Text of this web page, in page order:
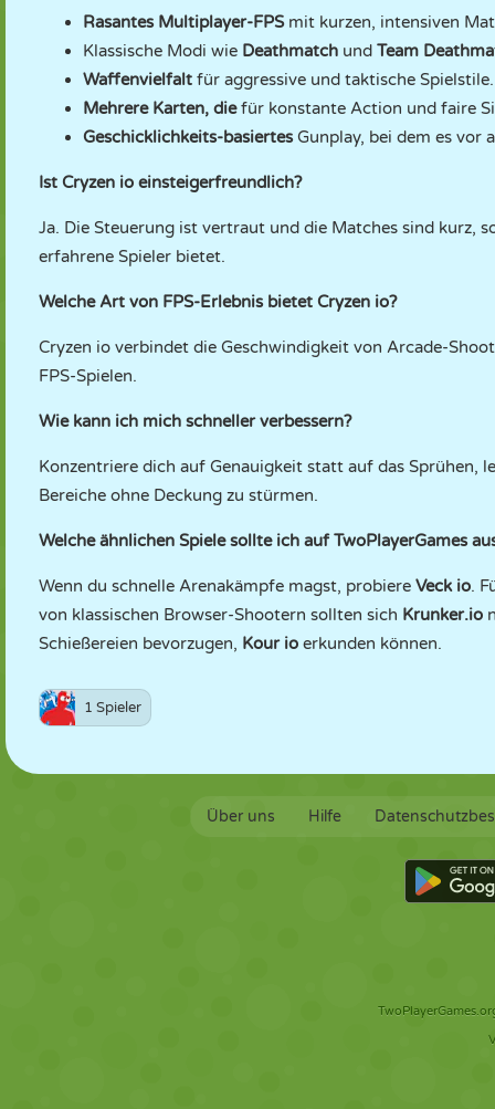
Rasantes Multiplayer-FPS mit kurzen, intensiven
Klassische Modi wie Deathmatch und Team
Waffenvielfalt für aggressive und taktische Spielstile.
Mehrere Karten, diefür konstante Action und faire
Geschicklichkeits-basiertesGunplay, bei dem es vor
Ist Cryzen io einsteigerfreundlich?
Ja. Die Steuerung ist vertraut und die Matches sind kurz,
erfahrene Spieler bietet.
Welche Art von FPS-Erlebnis bietet Cryzen io?
Cryzen io verbindet die Geschwindigkeit von Arcade-
FPS-Spielen.
Wie kann ich mich schneller verbessern?
Konzentriere dich auf Genauigkeit statt auf das Sprühen,
Bereiche ohne Deckung zu stürmen.
Welche ähnlichen Spiele sollte ich auf TwoPlayerGames
Wenn du schnelle Arenakämpfe magst, probiere Veck io.
von klassischen Browser-Shootern sollten sich Krunker.io
Schießereien bevorzugen, Kour io erkunden können.
1 Spieler
Über uns Hilfe